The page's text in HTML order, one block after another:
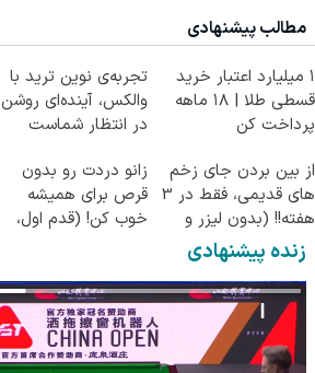
مطالب پیشنهادی
۱ میلیارد اعتبار خرید
قسطی طلا | ۱۸ ماهه
پرداخت کن
تجربه‌ی نوین ترید با
والکس، آینده‌ای روشن
در انتظار شماست
از بین بردن جای زخم
های قدیمی، فقط در 3
هفته!! (بدون لیزر و
جراحی)
زانو دردت رو بدون
قرص برای همیشه
خوب کن! (قدم اول،
زنده پیشنهادی